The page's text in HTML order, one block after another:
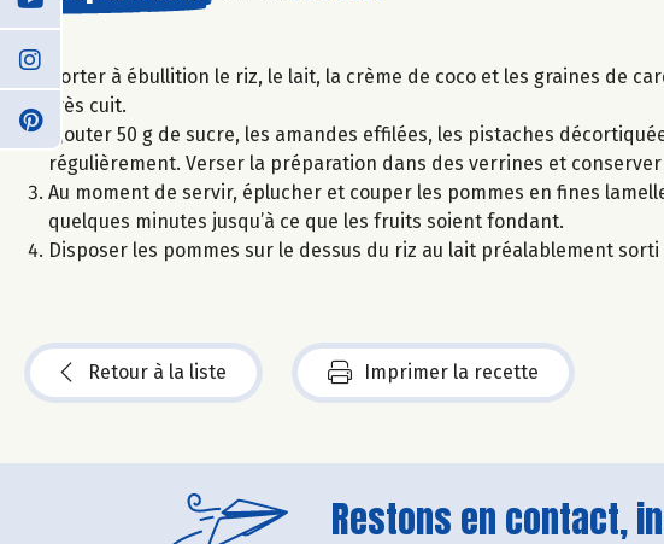
Porter à ébullition le riz, le lait, la crème de coco et les graines de
très cuit.
Ajouter 50 g de sucre, les amandes effilées, les pistaches
régulièrement. Verser la préparation dans des verrines et conserver
Au moment de servir, éplucher et couper les pommes en fines
quelques minutes jusqu’à ce que les fruits soient fondant.
Disposer les pommes sur le dessus du riz au lait préalablement
Retour à la liste Imprimer la recette
Restons en contact,